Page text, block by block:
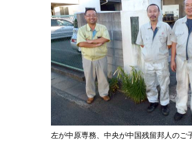
左が中原専務、中央が中国残留邦人のご